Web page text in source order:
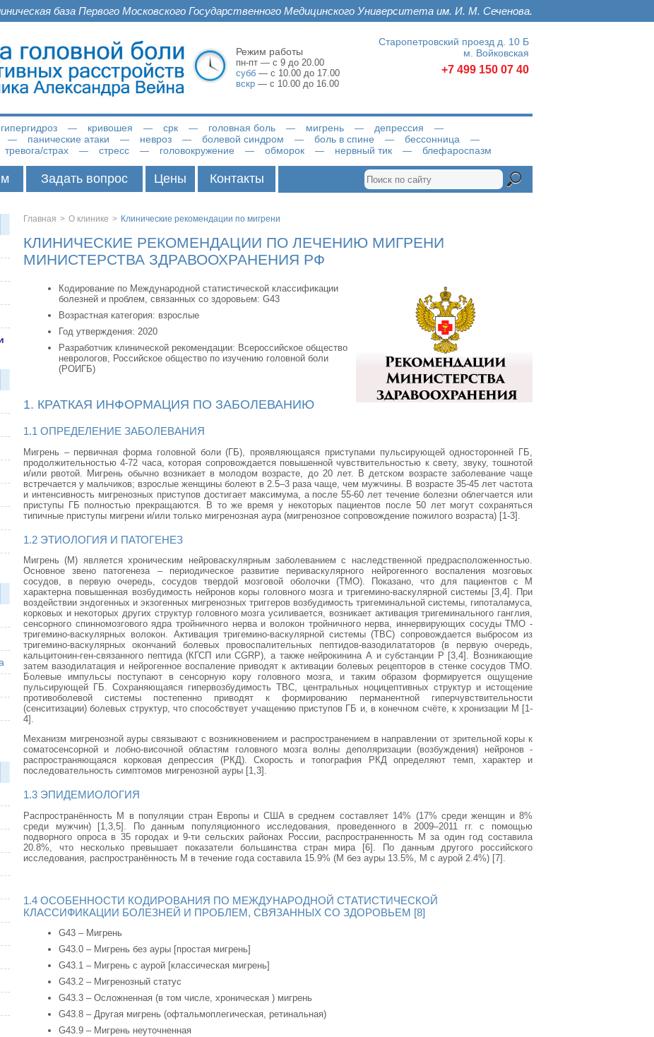
база Первого Московского Государственного Медицинского Университета им. И. М. Сеченова.
Старопетровский проезд д. 10 Б
м. Войковская
+7 499 150 07 40
Задать вопрос Цены Контакты
Режим работы
пн-пт — с 9 до 20.00
субб — с 10.00 до 17.00
вскр — с 10.00 до 16.00
гипергидроз кривошея срк головная боль мигрень
депрессия
панические атаки невроз болевой синдром боль в спине
бессонница
тревога/страх стресс головокружение обморок нервный тик блефароспазм
Главная > О клинике > Клинические рекомендации по мигрени
КЛИНИЧЕСКИЕ РЕКОМЕНДАЦИИ ПО ЛЕЧЕНИЮ МИГРЕНИ
МИНИСТЕРСТВА ЗДРАВООХРАНЕНИЯ РФ
Кодирование по Международной статистической классификации
болезней и проблем, связанных со здоровьем: G43
Возрастная категория: взрослые
Год утверждения: 2020
Разработчик клинической рекомендации: Всероссийское общество
неврологов, Российское общество по изучению головной боли
(РОИГБ)
1. КРАТКАЯ ИНФОРМАЦИЯ ПО ЗАБОЛЕВАНИЮ
1.1 ОПРЕДЕЛЕНИЕ ЗАБОЛЕВАНИЯ
Мигрень – первичная форма головной боли (ГБ), проявляющаяся приступами пульсирующей односторонней ГБ,
продолжительностью 4-72 часа, которая сопровождается повышенной чувствительностью к свету, звуку, тошнотой
и/или рвотой. Мигрень обычно возникает в молодом возрасте, до 20 лет. В детском возрасте заболевание чаще
встречается у мальчиков; взрослые женщины болеют в 2.5–3 раза чаще, чем мужчины. В возрасте 35-45 лет частота
и интенсивность мигренозных приступов достигает максимума, а после 55-60 лет течение болезни облегчается или
приступы ГБ полностью прекращаются. В то же время у некоторых пациентов после 50 лет могут сохраняться
типичные приступы мигрени и/или только мигренозная аура (мигренозное сопровождение пожилого возраста) [1-3].
1.2 ЭТИОЛОГИЯ И ПАТОГЕНЕЗ
Мигрень (М) является хроническим нейроваскулярным заболеванием с наследственной предрасположенностью.
Основное звено патогенеза – периодическое развитие периваскулярного нейрогенного воспаления мозговых
сосудов, в первую очередь, сосудов твердой мозговой оболочки (ТМО). Показано, что для пациентов с М
характерна повышенная возбудимость нейронов коры головного мозга и тригемино-васкулярной системы [3,4]. При
воздействии эндогенных и экзогенных мигренозных триггеров возбудимость тригеминальной системы, гипоталамуса,
корковых и некоторых других структур головного мозга усиливается, возникает активация тригеминального ганглия,
сенсорного спинномозгового ядра тройничного нерва и волокон тройничного нерва, иннервирующих сосуды ТМО -
тригемино-васкулярных волокон. Активация тригемино-васкулярной системы (ТВС) сопровождается выбросом из
тригемино-васкулярных окончаний болевых провоспалительных пептидов-вазодилататоров (в первую очередь,
кальцитонин-ген-связанного пептида (КГСП или CGRP), а также нейрокинина А и субстанции Р [3,4]. Возникающие
затем вазодилатация и нейрогенное воспаление приводят к активации болевых рецепторов в стенке сосудов ТМО.
Болевые импульсы поступают в сенсорную кору головного мозга, и таким образом формируется ощущение
пульсирующей ГБ. Сохраняющаяся гипервозбудимость ТВС, центральных ноцицептивных структур и истощение
противоболевой системы постепенно приводят к формированию перманентной гиперчувствительности
(сенситизации) болевых структур, что способствует учащению приступов ГБ и, в конечном счёте, к хронизации М [1-
4].
Механизм мигренозной ауры связывают с возникновением и распространением в направлении от зрительной коры к
соматосенсорной и лобно-височной областям головного мозга волны деполяризации (возбуждения) нейронов -
распространяющаяся корковая депрессия (РКД). Скорость и топография РКД определяют темп, характер и
последовательность симптомов мигренозной ауры [1,3].
1.3 ЭПИДЕМИОЛОГИЯ
Распространённость М в популяции стран Европы и США в среднем составляет 14% (17% среди женщин и 8%
среди мужчин) [1,3,5]. По данным популяционного исследования, проведенного в 2009–2011 гг. с помощью
подворного опроса в 35 городах и 9-ти сельских районах России, распространенность М за один год составила
20.8%, что несколько превышает показатели большинства стран мира [6]. По данным другого российского
исследования, распространённость М в течение года составила 15.9% (М без ауры 13.5%, М с аурой 2.4%) [7].
1.4 ОСОБЕННОСТИ КОДИРОВАНИЯ ПО МЕЖДУНАРОДНОЙ СТАТИСТИЧЕСКОЙ
КЛАССИФИКАЦИИ БОЛЕЗНЕЙ И ПРОБЛЕМ, СВЯЗАННЫХ СО ЗДОРОВЬЕМ [8]
G43 – Мигрень
G43.0 – Мигрень без ауры [простая мигрень]
G43.1 – Мигрень с аурой [классическая мигрень]
G43.2 – Мигренозный статус
G43.3 – Осложненная (в том числе, хроническая ) мигрень
G43.8 – Другая мигрень (офтальмоплегическая, ретинальная)
G43.9 – Мигрень неуточненная